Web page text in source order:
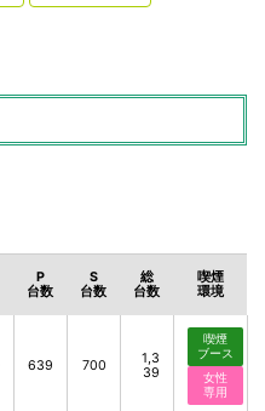
P
台数
S
台数
総
台数
喫煙
環境
639 700
1,3
39
喫煙
ブース
女性
専用